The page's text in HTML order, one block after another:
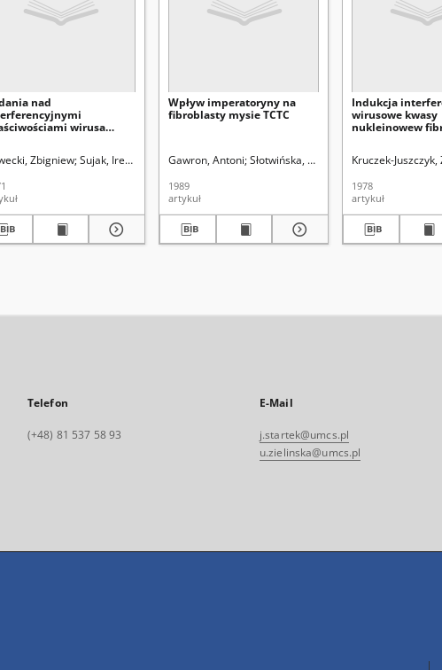
Maria. Wojnarowska, Dorota. Wawrzycki, Bartłomiej. Bryc, Stanisław (1928- ).
nad
wirusa
tkankowej
Zbigniew Sujak, Irena Lorkiewicz, Zbigniew (1923-2001). Red.
Wpływ imperatoryny na
fibroblasty mysie TCTC
Gawron, Antoni Słotwińska, Maria Uniwersytet Marii
1989
artykuł
Indukcja
wirusowe kwasy
nukleinowew
Kruczek-Juszczyk,
1978
artykuł
Telefon
(+48) 81 537 58 93
E-Mail
j.startek@umcs.pl
u.zielinska@umcs.pl